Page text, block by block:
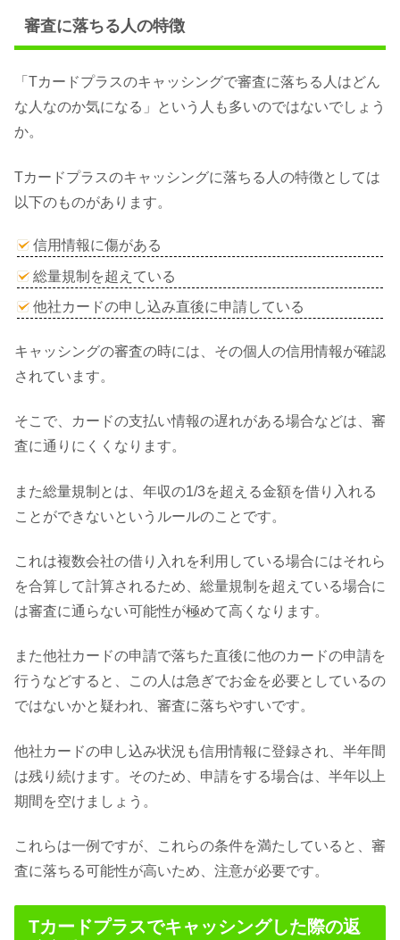
審査に落ちる人の特徴
「Tカードプラスのキャッシングで審査に落ちる人はどん
な人なのか気になる」という人も多いのではないでしょう
か。
Tカードプラスのキャッシングに落ちる人の特徴としては
以下のものがあります。
信用情報に傷がある
総量規制を超えている
他社カードの申し込み直後に申請している
キャッシングの審査の時には、その個人の信用情報が確認
されています。
そこで、カードの支払い情報の遅れがある場合などは、審
査に通りにくくなります。
また総量規制とは、年収の1/3を超える金額を借り入れる
ことができないというルールのことです。
これは複数会社の借り入れを利用している場合にはそれら
を合算して計算されるため、総量規制を超えている場合に
は審査に通らない可能性が極めて高くなります。
また他社カードの申請で落ちた直後に他のカードの申請を
行うなどすると、この人は急ぎでお金を必要としているの
ではないかと疑われ、審査に落ちやすいです。
他社カードの申し込み状況も信用情報に登録され、半年間
は残り続けます。そのため、申請をする場合は、半年以上
期間を空けましょう。
これらは一例ですが、これらの条件を満たしていると、審
査に落ちる可能性が高いため、注意が必要です。
Tカードプラスでキャッシングした際の返